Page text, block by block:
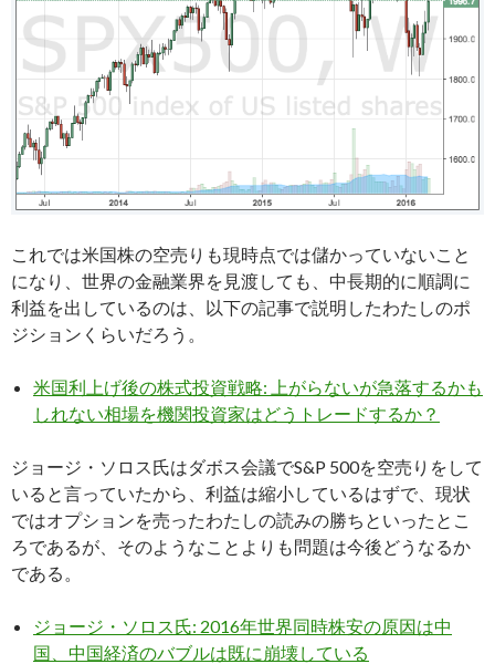
これでは米国株の空売りも現時点では儲かっていないこと
になり、世界の金融業界を見渡しても、中長期的に順調に
利益を出しているのは、以下の記事で説明したわたしのポ
ジションくらいだろう。
米国利上げ後の株式投資戦略: 上がらないが急落するかも
しれない相場を機関投資家はどうトレードするか？
ジョージ・ソロス氏はダボス会議でS&P 500を空売りをして
いると言っていたから、利益は縮小しているはずで、現状
ではオプションを売ったわたしの読みの勝ちといったとこ
ろであるが、そのようなことよりも問題は今後どうなるか
である。
ジョージ・ソロス氏: 2016年世界同時株安の原因は中
国、中国経済のバブルは既に崩壊している